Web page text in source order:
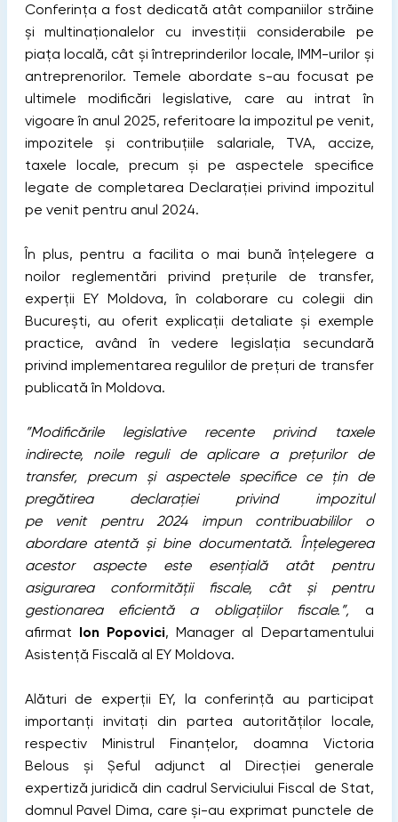
Conferința a fost dedicată atât companiilor străine
și multinaționalelor cu investiții considerabile pe
piața locală, cât și întreprinderilor locale, IMM-urilor și
antreprenorilor. Temele abordate s-au focusat pe
ultimele modificări legislative, care au intrat în
vigoare în anul 2025, referitoare la impozitul pe venit,
impozitele și contribuțiile salariale, TVA, accize,
taxele locale, precum și pe aspectele specifice
legate de completarea Declarației privind impozitul
pe venit pentru anul 2024.
În plus, pentru a facilita o mai bună înțelegere a
noilor reglementări privind prețurile de transfer,
experții EY Moldova, în colaborare cu colegii din
București, au oferit explicații detaliate și exemple
practice, având în vedere legislația secundară
privind implementarea regulilor de prețuri de transfer
publicată în Moldova.
”Modificările legislative recente privind taxele
indirecte, noile reguli de aplicare a prețurilor de
transfer, precum și aspectele specifice ce țin de
pregătirea declarației privind impozitul
pe
venit pentru 2024 impun contribuabililor o
abordare atentă și bine documentată. Înțelegerea
acestor aspecte este esențială atât pentru
asigurarea conformității fiscale, cât și pentru
gestionarea eficientă a obligațiilor fiscale.”, a
afirmat Ion Popovici, Manager al Departamentului
Asistență Fiscală al EY Moldova.
Alături de experții EY, la conferință au participat
importanți invitați din partea autorităților locale,
respectiv Ministrul Finanțelor, doamna Victoria
Belous și Șeful adjunct al Direcției generale
expertiză juridică din cadrul Serviciului Fiscal de Stat,
domnul Pavel Dima, care și-au exprimat punctele de